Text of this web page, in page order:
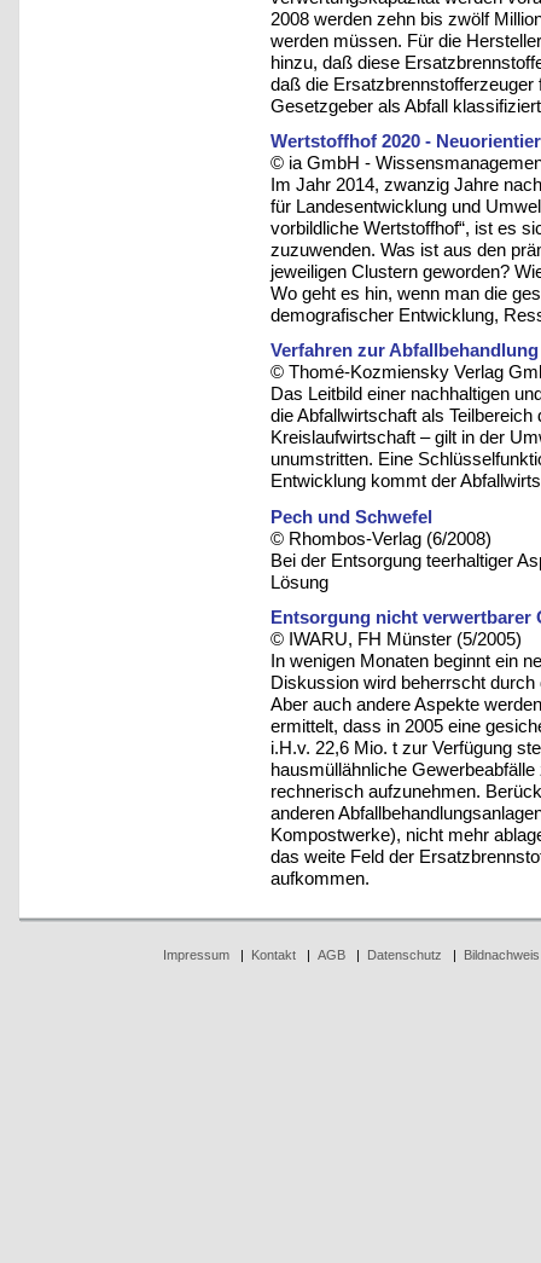
2008 werden zehn bis zwölf
werden müssen. Für die
hinzu, daß diese
daß die
Gesetzgeber als Abfall
Wertstoffhof 2020 -
© ia GmbH -
Im Jahr 2014, zwanzig Jahre
für Landesentwicklung und
vorbildliche Wertstoffhof“, ist es
zuzuwenden. Was ist aus den
jeweiligen Clustern geworden?
Wo geht es hin, wenn man die
demografischer Entwicklung,
Verfahren zur Abfallbehandlung
© Thomé-Kozmiensky Verlag
Das Leitbild einer nachhaltigen
die Abfallwirtschaft als
Kreislaufwirtschaft – gilt in der
unumstritten. Eine
Entwicklung kommt der
Pech und Schwefel
© Rhombos-Verlag (6/2008)
Bei der Entsorgung teerhaltiger
Lösung
Entsorgung nicht verwertbarer
© IWARU, FH Münster (5/2005)
In wenigen Monaten beginnt ein
Diskussion wird beherrscht
Aber auch andere Aspekte
ermittelt, dass in 2005 eine
i.H.v. 22,6 Mio. t zur Verfügung
hausmüllähnliche
rechnerisch aufzunehmen.
anderen
Kompostwerke), nicht mehr
das weite Feld der
aufkommen.
Impressum| Kontakt| AGB| Datenschutz Bildnachweis